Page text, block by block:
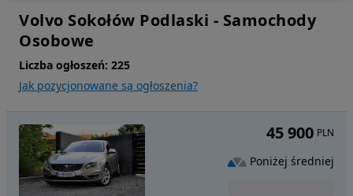
Volvo Sokołów Podlaski - Samochody
Osobowe
Liczba ogłoszeń: 225
Jak pozycjonowane są ogłoszenia?
45 900 PLN
Poniżej średniej